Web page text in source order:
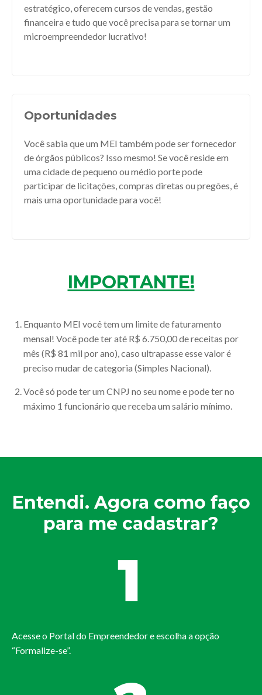
estratégico, oferecem cursos de vendas, gestão
financeira e tudo que você precisa para se tornar um
microempreendedor lucrativo!
Oportunidades
Você sabia que um MEI também pode ser fornecedor
de órgãos públicos? Isso mesmo! Se você reside em
uma cidade de pequeno ou médio porte pode
participar de licitações, compras diretas ou pregões, é
mais uma oportunidade para você!
IMPORTANTE!
Enquanto MEI você tem um limite de faturamento
mensal! Você pode ter até R$ 6.750,00 de receitas por
mês (R$ 81 mil por ano), caso ultrapasse esse valor é
preciso mudar de categoria (Simples Nacional).
Você só pode ter um CNPJ no seu nome e pode ter no
máximo 1 funcionário que receba um salário mínimo.
Entendi. Agora como faço
para me cadastrar?
Acesse o Portal do Empreendedor e escolha a opção
“Formalize-se”.